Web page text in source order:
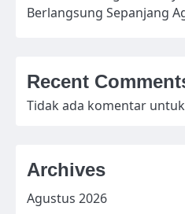
Berlangsung Sepanjang
Recent
Tidak ada komentar
Archives
Agustus 2026